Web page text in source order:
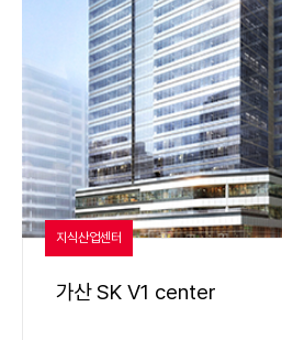
지식산업센터
가산 SK V1 center